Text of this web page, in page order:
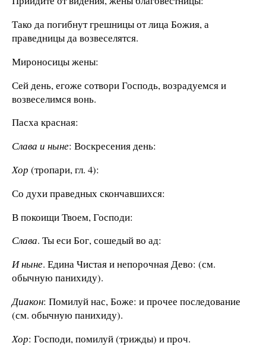
Тако да погибнут грешницы от лица Божия, а
праведницы да возвеселятся.
Мироносицы жены:
Сей день, егоже сотвори Господь, возрадуемся и
возвеселимся вонь.
Пасха красная:
Слава и ныне: Воскресения день:
Хор (тропари, гл. 4):
Со духи праведных скончавшихся:
В покоищи Твоем, Господи:
Слава. Ты еси Бог, сошедый во ад:
И ныне. Едина Чистая и непорочная Дево: (см.
обычную панихиду).
Диакон: Помилуй нас, Боже: и прочее последование
(см. обычную панихиду).
Хор: Господи, помилуй (трижды) и проч.